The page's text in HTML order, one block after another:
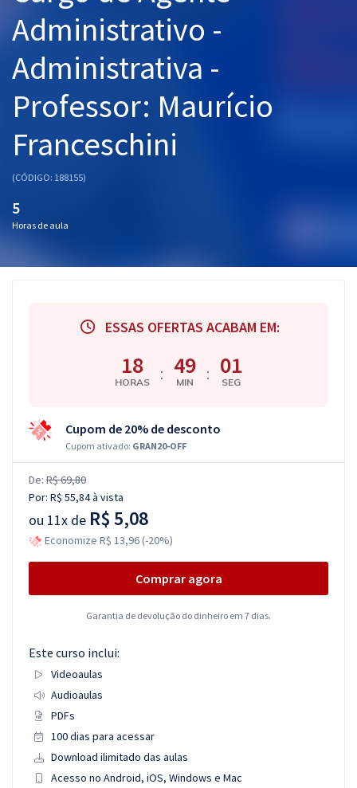
Atendimento
Administrativo -
Administrativa -
Professor: Maurício
Franceschini
(CÓDIGO: 188155)
5
Horas de aula
ESSAS OFERTAS ACABAM EM:
18
HORAS : 49
MIN : 00
SEG
Cupom de 20% de desconto
Cupom ativado: GRAN20-OFF
De: R$ 69,80
Por: R$ 55,84à vista
ou 11x de R$ 5,08
Economize R$ 13,96 (-20%)
Comprar agora
Garantia de devolução do dinheiro em 7 dias.
Este curso inclui:
Videoaulas
Audioaulas
PDFs
100 dias para acessar
Download ilimitado das aulas
Acesso no Android, iOS, Windows e Mac